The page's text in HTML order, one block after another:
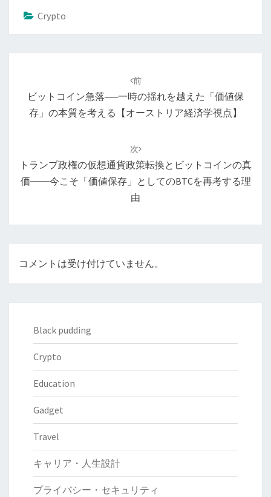
Crypto
ン
前
ビットコイン急落──一時の揺れを越えた「価値保
存」の本質を考える【オーストリア経済学視点】
次
トランプ政権の仮想通貨政策転換とビットコインの真
価――今こそ「価値保存」としてのBTCを再考する理
由
コメントは受け付けていません。
Black pudding
Crypto
Education
Gadget
Travel
キャリア・人生設計
プライバシー・セキュリティ